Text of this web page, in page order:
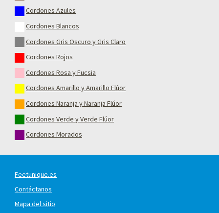
Cordones Azules
Cordones Blancos
Cordones Gris Oscuro y Gris Claro
Cordones Rojos
Cordones Rosa y Fucsia
Cordones Amarillo y Amarillo Flúor
Cordones Naranja y Naranja Flúor
Cordones Verde y Verde Flúor
Cordones Morados
Feetunique.es
Contáctanos
Mapa del sitio